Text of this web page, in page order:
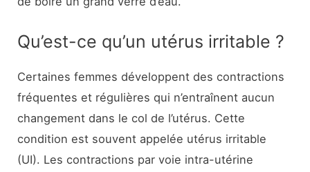
Qu’est-ce qu’un utérus irritable ?
Certaines femmes développent des contractions
fréquentes et régulières qui n’entraînent aucun
changement dans le col de l’utérus. Cette
condition est souvent appelée utérus irritable
(UI). Les contractions par voie intra-utérine